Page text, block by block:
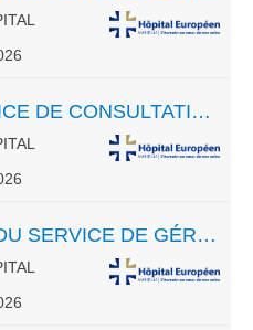
INFIRMIER EN SERVICE DE CONSULTATIONS H/F
INFIRMIER AU SEIN DU SERVICE DE GÉRIATRIE - NUIT H/F